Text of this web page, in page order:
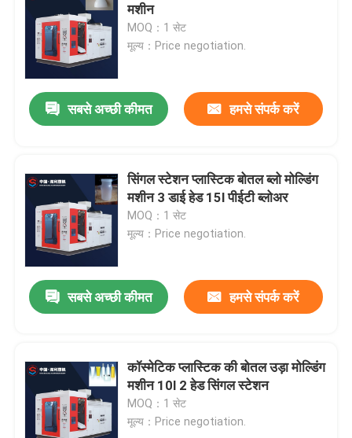
मशीन
MOQ：1 सेट
मूल्य：Price negotiation.
सबसे अच्छी कीमत हमसे संपर्क करें
सिंगल स्टेशन प्लास्टिक बोतल ब्लो मोल्डिंग
मशीन 3 डाई हेड 15l पीईटी ब्लोअर
MOQ：1 सेट
मूल्य：Price negotiation.
सबसे अच्छी कीमत हमसे संपर्क करें
कॉस्मेटिक प्लास्टिक की बोतल उड़ा मोल्डिंग
मशीन 10l 2 हेड सिंगल स्टेशन
MOQ：1 सेट
मूल्य：Price negotiation.